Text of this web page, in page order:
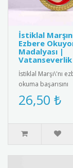
İstiklal
Ezbere
Madalyası |
İstiklal Marşı\'nı
okuma başarısını
ödüllendiren özel
madalya. Milli
26,50 ₺